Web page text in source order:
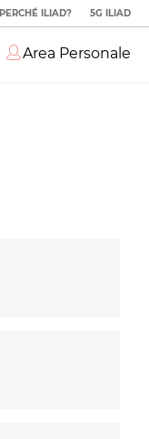
PERCHÉ ILIAD? 5G ILIAD
Area Personale